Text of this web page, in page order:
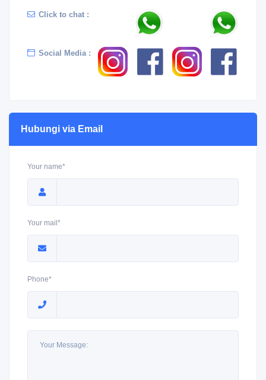
Click to chat :
Social Media :
Hubungi via Email
Your name*
Your mail*
Phone*